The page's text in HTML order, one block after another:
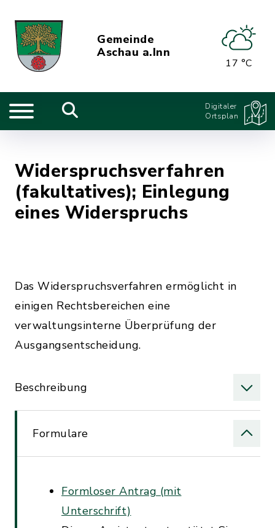
Gemeinde
Aschau a.Inn
17 °C
Digitaler
Ortsplan
Widerspruchsverfahren
(fakultatives); Einlegung
eines Widerspruchs
Das Widerspruchsverfahren ermöglicht in
einigen Rechtsbereichen eine
verwaltungsinterne Überprüfung der
Ausgangsentscheidung.
Beschreibung
Formulare
Formloser Antrag (mit
Unterschrift)